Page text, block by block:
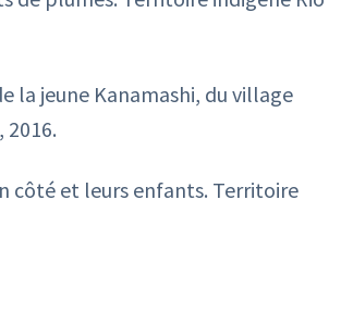
la jeune Kanamashi, du village
2016.
côté et leurs enfants. Territoire